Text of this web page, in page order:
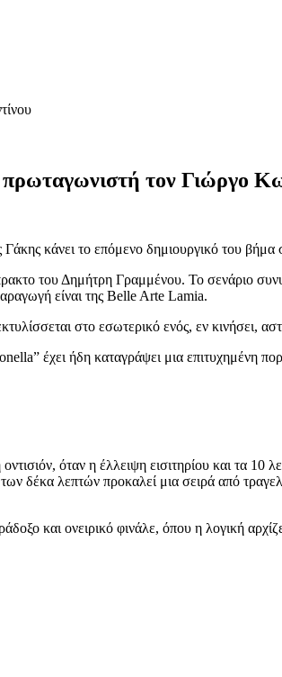
τον Γιώργο
κάνει το επόμενο δημιουργικό του βήμα
του Δημήτρη Γραμμένου. Το σενάριο
είναι της Belle Arte Lamia.
στο εσωτερικό ενός, εν κινήσει,
έχει ήδη καταγράψει μια επιτυχημένη
όταν η έλλειψη εισιτηρίου και τα 10
δέκα λεπτών προκαλεί μια σειρά από
και ονειρικό φινάλε, όπου η λογική